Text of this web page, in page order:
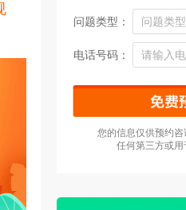
问题类型：
电话号码：
您的信息仅供预约
任何第三方或用